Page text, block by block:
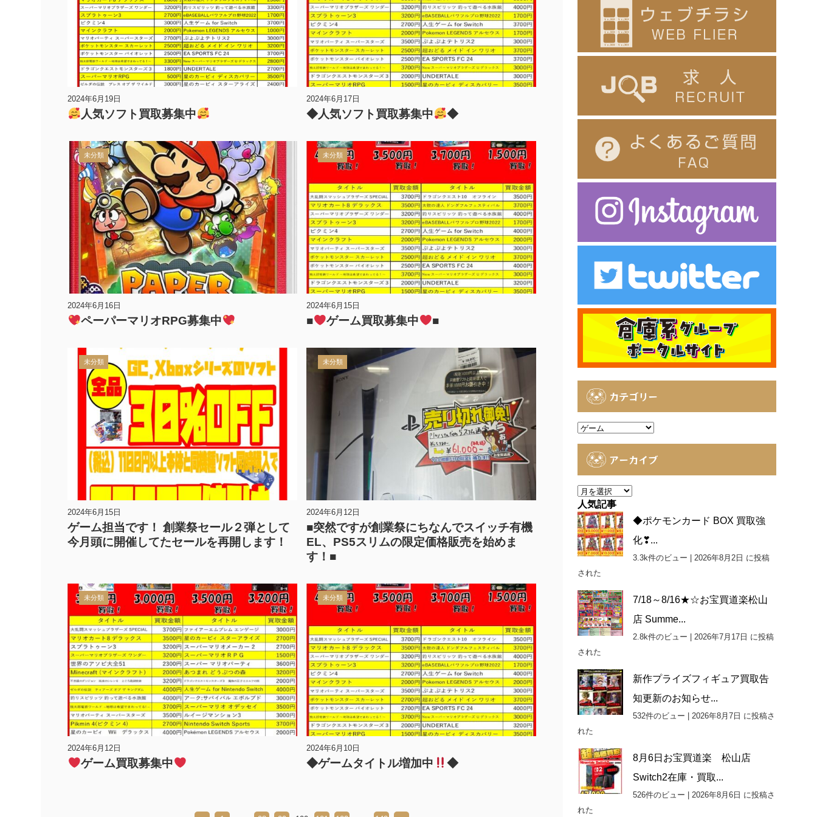
2024年6月19日
人気ソフト買取募集中
2024年6月17日
◆人気ソフト買取募集中 ◆
未分類
2024年6月16日
ペーパーマリオRPG募集中
未分類
2024年6月15日
■ ゲーム買取募集中 ■
未分類
2024年6月15日
ゲーム担当です！ 創業祭セール２弾として
今月頭に開催してたセールを再開します！
未分類
2024年6月12日
■突然ですが創業祭にちなんでスイッチ有機
EL、PS5スリムの限定価格販売を始めま
す！■
未分類
2024年6月12日
ゲーム買取募集中
未分類
2024年6月10日
◆ゲームタイトル増加中 ◆
カテゴリー
カ
アーカイブ
ア
ー
カ
イ
ブ
人気記事
◆ポケモンカード BOX 買取強
化❣...
3.3k件のビュー |2026年8月2日 に投稿
された
7/18～8/16★☆お宝買道楽松山
店 Summe...
2.8k件のビュー |2026年7月17日 に投稿
された
新作プライズフィギュア買取告
知更新のお知らせ...
532件のビュー |2026年8月7日 に投稿さ
れた
8月6日お宝買道楽 松山店
Switch2在庫・買取...
526件のビュー |2026年8月6日 に投稿さ
れた